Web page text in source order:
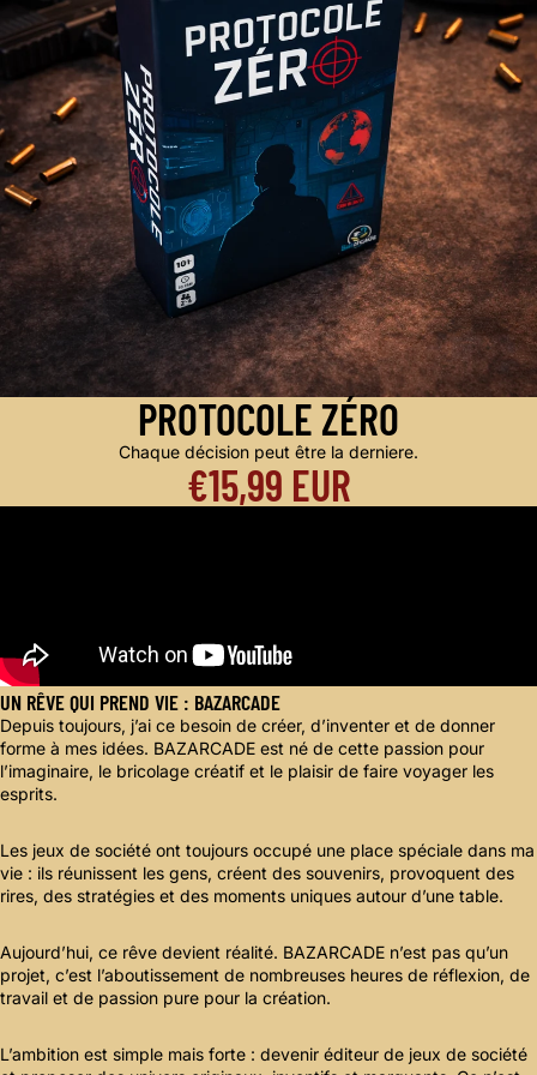
PROTOCOLE ZÉRO
Chaque décision peut être la derniere.
€15,99 EUR
UN RÊVE QUI PREND VIE : BAZARCADE
Depuis toujours, j’ai ce besoin de créer, d’inventer et de donner
forme à mes idées. BAZARCADE est né de cette passion pour
l’imaginaire, le bricolage créatif et le plaisir de faire voyager les
esprits.
Les jeux de société ont toujours occupé une place spéciale dans ma
vie : ils réunissent les gens, créent des souvenirs, provoquent des
rires, des stratégies et des moments uniques autour d’une table.
Aujourd’hui, ce rêve devient réalité. BAZARCADE n’est pas qu’un
projet, c’est l’aboutissement de nombreuses heures de réflexion, de
travail et de passion pure pour la création.
L’ambition est simple mais forte : devenir éditeur de jeux de société
Politique de remboursement